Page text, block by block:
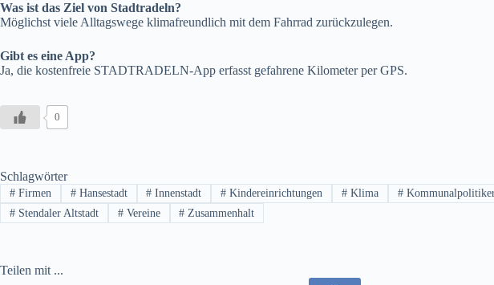
Was ist das Ziel von Stadtradeln?
Möglichst viele Alltagswege klimafreundlich mit dem Fahrrad zurückzulegen.
Gibt es eine App?
Ja, die kostenfreie STADTRADELN-App erfasst gefahrene Kilometer per GPS.
0
Schlagwörter
#Firmen #Hansestadt # Innenstadt # Kindereinrichtungen # Klima #
#Stendaler Altstadt #Vereine # Zusammenhalt
Teilen mit ...